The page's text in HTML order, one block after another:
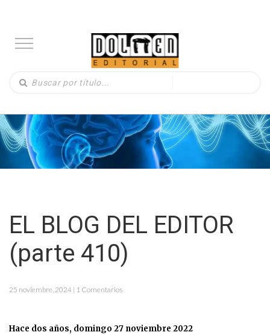
EL BLOG DEL EDITOR
(parte 410)
25 noviembre, 2024 | 1 Comentarios
Hace dos años, domingo 27 noviembre 2022